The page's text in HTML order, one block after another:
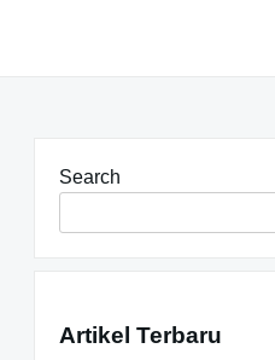
Search
Artikel Terbaru